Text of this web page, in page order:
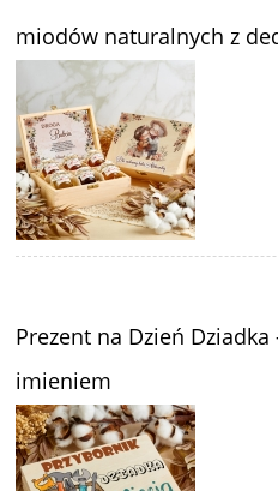
miodów naturalnych z
Prezent na Dzień
imieniem